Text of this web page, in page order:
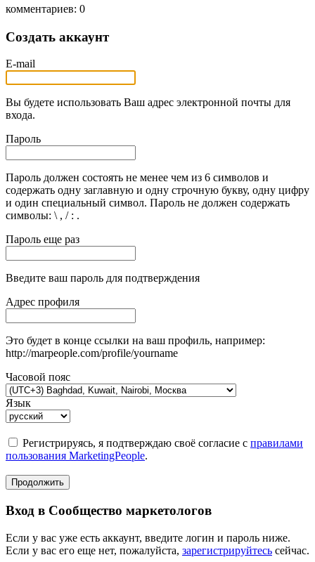
комментариев: 0
Создать аккаунт
E-mail
Вы будете использовать Ваш адрес электронной почты для
входа.
Пароль
Пароль должен состоять не менее чем из 6 символов и
содержать одну заглавную и одну строчную букву, одну цифру
и один специальный символ. Пароль не должен содержать
символы: \ , / : .
Пароль еще раз
Введите ваш пароль для подтверждения
Адрес профиля
Это будет в конце ссылки на ваш профиль, например:
http://marpeople.com/profile/yourname
Часовой пояс
Язык
Регистрируясь, я подтверждаю своё согласие с правилами
пользования MarketingPeople.
Продолжить
Вход в Сообщество маркетологов
Если у вас уже есть аккаунт, введите логин и пароль ниже.
Если у вас его еще нет, пожалуйста, зарегистрируйтесь сейчас.